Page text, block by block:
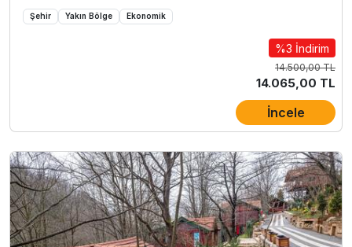
Şehir Yakın Bölge Ekonomik
%3 İndirim
14.500,00 TL
14.065,00 TL
İncele